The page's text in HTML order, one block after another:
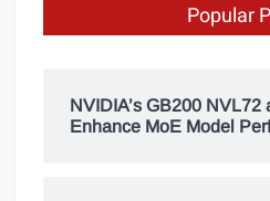
Popular
NVIDIA’s GB200 NVL72
Enhance MoE Model